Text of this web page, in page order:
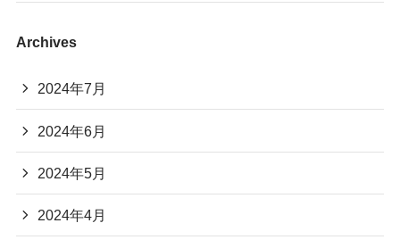
Archives
2024年7月
2024年6月
2024年5月
2024年4月